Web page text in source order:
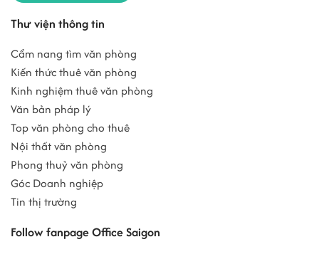
Thư viện thông tin
Cẩm nang tìm văn phòng
Kiến thức thuê văn phòng
Kinh nghiệm thuê văn phòng
Văn bản pháp lý
Top văn phòng cho thuê
Nội thất văn phòng
Phong thuỷ văn phòng
Góc Doanh nghiệp
Tin thị trường
Follow fanpage Office Saigon